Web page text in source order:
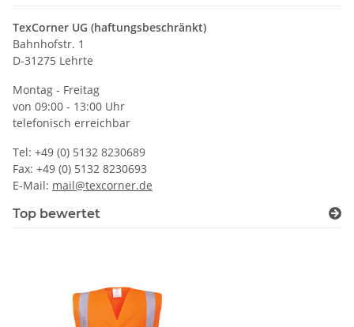
TexCorner UG (haftungsbeschränkt)
Bahnhofstr. 1
D-31275 Lehrte
Montag - Freitag
von 09:00 - 13:00 Uhr
telefonisch erreichbar
Tel: +49 (0) 5132 8230689
Fax: +49 (0) 5132 8230693
E-Mail: mail@texcorner.de
Top bewertet